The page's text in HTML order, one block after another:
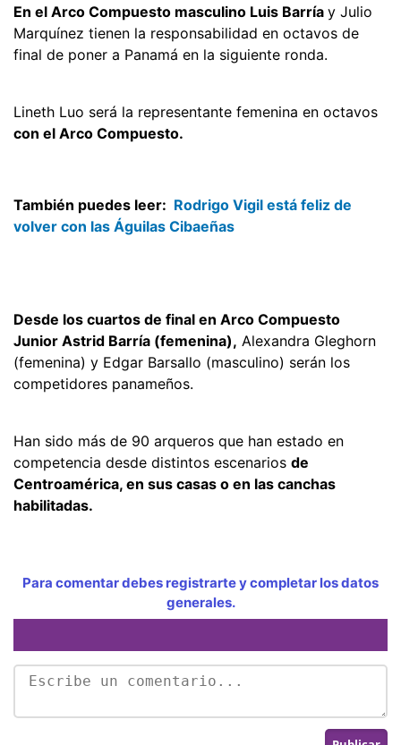
En el Arco Compuesto masculino Luis Barría y Julio
Marquínez tienen la responsabilidad en octavos de
final de poner a Panamá en la siguiente ronda.
Lineth Luo será la representante femenina en octavos
con el Arco Compuesto.
También puedes leer: Rodrigo Vigil está feliz de
volver con las Águilas Cibaeñas
Desde los cuartos de final en Arco Compuesto
Junior Astrid Barría (femenina), Alexandra Gleghorn
(femenina) y Edgar Barsallo (masculino) serán los
competidores panameños.
Han sido más de 90 arqueros que han estado en
competencia desde distintos escenarios de
Centroamérica, en sus casas o en las canchas
habilitadas.
Para comentar debes registrarte y completar los datos
generales.